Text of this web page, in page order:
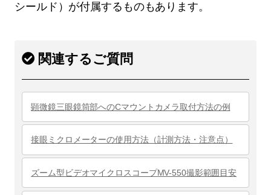
シールド）が付属するものもあります。
関連するご質問
顕微鏡三眼鏡筒部へのCマウントカメラ取付方法の例
接眼ミクロメーターの使用方法（計測方法・注意点）
ズーム型ビデオマイクロスコープMV-550撮影範囲目安